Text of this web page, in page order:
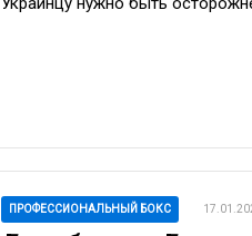
ПРОФЕССИОНАЛЬНЫЙ БОКС